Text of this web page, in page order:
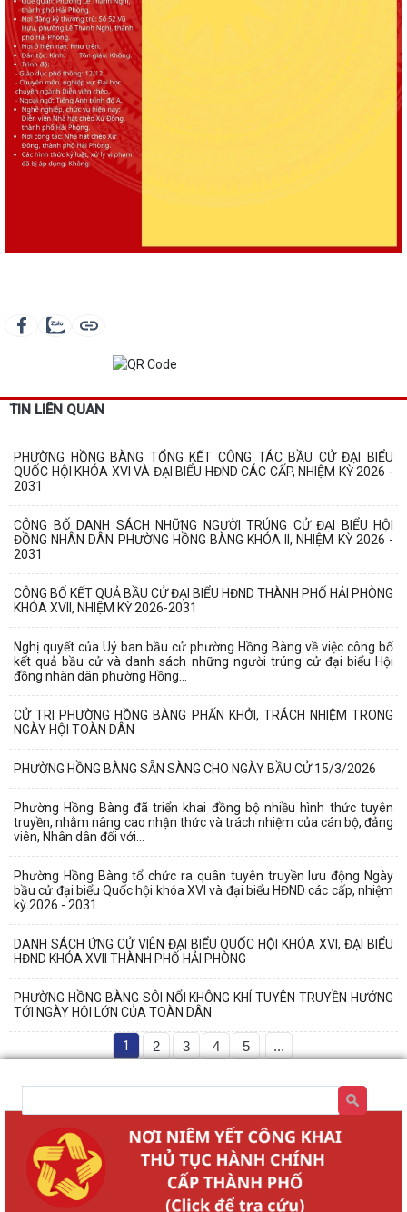
TIN LIÊN QUAN
PHƯỜNG HỒNG BÀNG TỔNG KẾT CÔNG TÁC BẦU CỬ ĐẠI BIỂU
QUỐC HỘI KHÓA XVI VÀ ĐẠI BIỂU HĐND CÁC CẤP, NHIỆM KỲ 2026 -
2031
CÔNG BỐ DANH SÁCH NHỮNG NGƯỜI TRÚNG CỬ ĐẠI BIỂU HỘI
ĐỒNG NHÂN DÂN PHƯỜNG HỒNG BÀNG KHÓA II, NHIỆM KỲ 2026 -
2031
CÔNG BỐ KẾT QUẢ BẦU CỬ ĐẠI BIỂU HĐND THÀNH PHỐ HẢI PHÒNG
KHÓA XVII, NHIỆM KỲ 2026-2031
Nghị quyết của Uỷ ban bầu cử phường Hồng Bàng về việc công bố
kết quả bầu cử và danh sách những người trúng cử đại biểu Hội
đồng nhân dân phường Hồng...
CỬ TRI PHƯỜNG HỒNG BÀNG PHẤN KHỞI, TRÁCH NHIỆM TRONG
NGÀY HỘI TOÀN DÂN
PHƯỜNG HỒNG BÀNG SẴN SÀNG CHO NGÀY BẦU CỬ 15/3/2026
Phường Hồng Bàng đã triển khai đồng bộ nhiều hình thức tuyên
truyền, nhằm nâng cao nhận thức và trách nhiệm của cán bộ, đảng
viên, Nhân dân đối với...
Phường Hồng Bàng tổ chức ra quân tuyên truyền lưu động Ngày
bầu cử đại biểu Quốc hội khóa XVI và đại biểu HĐND các cấp, nhiệm
kỳ 2026 - 2031
DANH SÁCH ỨNG CỬ VIÊN ĐẠI BIỂU QUỐC HỘI KHÓA XVI, ĐẠI BIỂU
HĐND KHÓA XVII THÀNH PHỐ HẢI PHÒNG
PHƯỜNG HỒNG BÀNG SÔI NỔI KHÔNG KHÍ TUYÊN TRUYỀN HƯỚNG
TỚI NGÀY HỘI LỚN CỦA TOÀN DÂN
1 2 3 4 5 ...